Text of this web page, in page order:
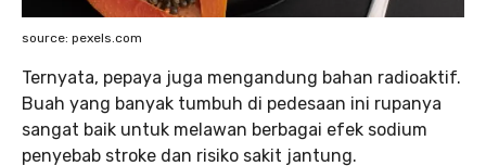
source: pexels.com
Ternyata, pepaya juga mengandung bahan radioaktif.
Buah yang banyak tumbuh di pedesaan ini rupanya
sangat baik untuk melawan berbagai efek sodium
penyebab stroke dan risiko sakit jantung.